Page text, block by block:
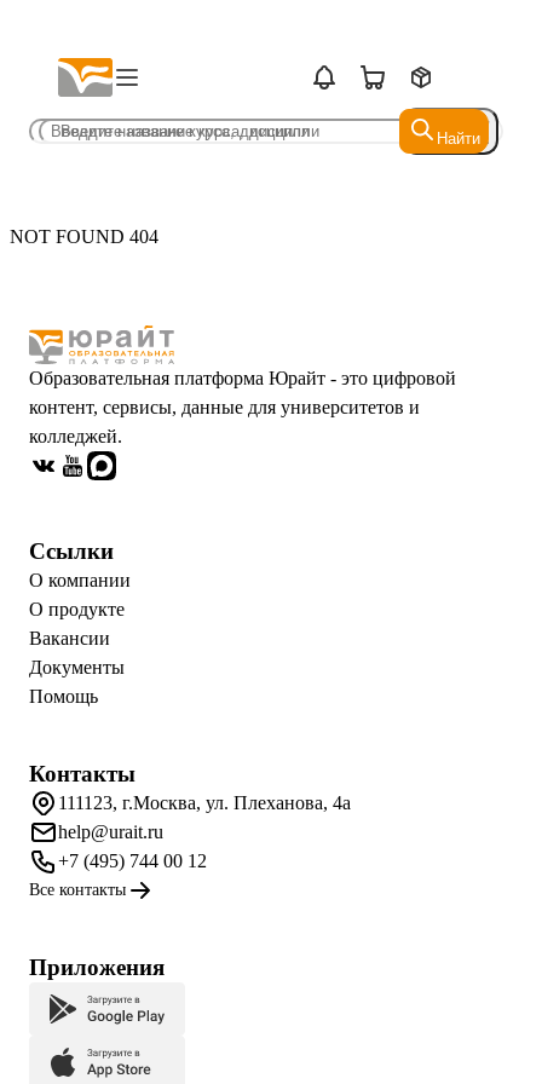
Найти
Найти
NOT FOUND 404
Образовательная платформа Юрайт - это цифровой
контент, сервисы, данные для университетов и
колледжей.
Ссылки
О компании
О продукте
Вакансии
Документы
Помощь
Контакты
111123, г.Москва, ул. Плеханова, 4а
help@urait.ru
+7 (495) 744 00 12
Все контакты
Приложения